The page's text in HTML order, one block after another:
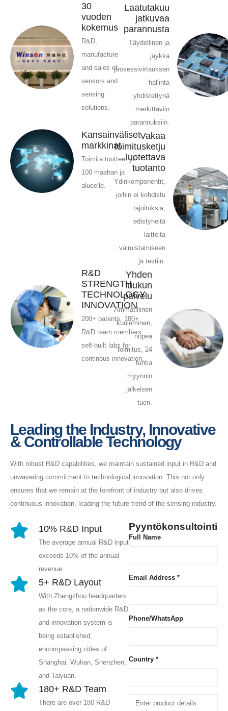
30
vuoden
kokemus
R&D,
manufacture
and sales of
sensors and
sensing
solutions.
Laatutakuu
jatkuvaa
parannusta
Täydellinen ja
jäykkä
prosessivirtauksen
hallinta
yhdistettynä
merkittäviin
parannuksiin.
Kansainväliset
markkinat
Toimita tuotteet yli
100 maahan ja
alueelle.
Vakaa
toimitusketju
luotettava
tuotanto
Ydinkomponentit,
joihin ei kohdistu
rajoituksia,
edistyneitä
laitteita
valmistamiseen
ja testiin.
R&D
STRENGTH
TECHNOLOGY
INNOVATION
200+ patents, 180+
R&D team members,
self-built labs for
continous innovation.
Yhden
luukun
palvelu
Ammatillinen
kuuleminen,
nopea
toimitus, 24
tuntia
myynnin
jälkeisen
tuen.
Leading the Industry, Innovative
& Controllable Technology
With robust R&D capabilities, we maintain sustained input in R&D and
unwavering commitment to technological innovation. This not only
ensures that we remain at the forefront of industry but also drives
continuous innovation, leading the future trend of the sensing industry.
10% R&D Input
The average annual R&D input
exceeds 10% of the annual
revenue.
5+ R&D Layout
With Zhengzhou headquarters
as the core, a nationwide R&D
and innovation system is
being established,
encompassing cities of
Shanghai, Wuhan, Shenzhen,
and Taiyuan.
180+ R&D Team
There are over 180 R&D
Pyyntökonsultointi
Full Name
Email Address *
Phone/WhatsApp
Country *